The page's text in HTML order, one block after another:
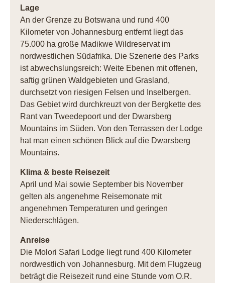
Lage
An der Grenze zu Botswana und rund 400
Kilometer von Johannesburg entfernt liegt das
75.000 ha große Madikwe Wildreservat im
nordwestlichen Südafrika. Die Szenerie des Parks
ist abwechslungsreich: Weite Ebenen mit offenen,
saftig grünen Waldgebieten und Grasland,
durchsetzt von riesigen Felsen und Inselbergen.
Das Gebiet wird durchkreuzt von der Bergkette des
Rant van Tweedepoort und der Dwarsberg
Mountains im Süden. Von den Terrassen der Lodge
hat man einen schönen Blick auf die Dwarsberg
Mountains.
Klima & beste Reisezeit
April und Mai sowie September bis November
gelten als angenehme Reisemonate mit
angenehmen Temperaturen und geringen
Niederschlägen.
Anreise
Die Molori Safari Lodge liegt rund 400 Kilometer
nordwestlich von Johannesburg. Mit dem Flugzeug
beträgt die Reisezeit rund eine Stunde vom O.R.